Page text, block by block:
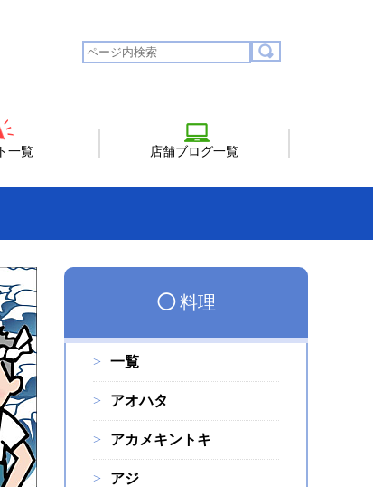
一覧 店舗ブログ一覧
◯料理
一覧
アオハタ
アカメキントキ
アジ